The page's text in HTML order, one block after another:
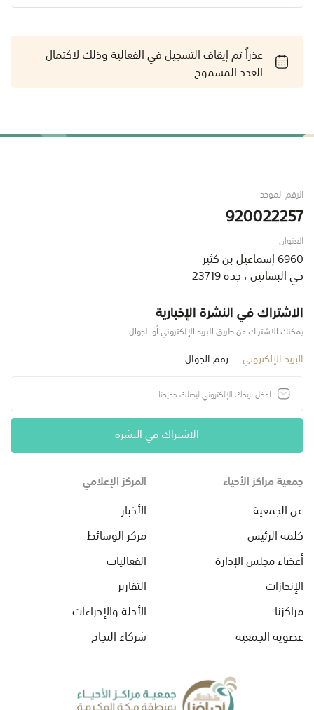
عذراً تم إيقاف التسجيل في الفعالية وذلك لاكتمال
العدد المسموح
الرقم الموحد
920022257
العنوان
6960 إسماعيل بن كثير
حي البساتين ، جدة 23719
الاشتراك في النشرة الإخبارية
يمكنك الاشتراك عن طريق البريد الإلكتروني أو الجوال
البريد الإلكتروني رقم الجوال
الاشتراك في النشرة
جمعية مراكز الأحياء
عن الجمعية
كلمة الرئيس
أعضاء مجلس الإدارة
الإنجازات
مراكزنا
عضوية الجمعية
المركز الإعلامي
الأخبار
مركز الوسائط
الفعاليات
التقارير
الأدلة والإجراءات
شركاء النجاح